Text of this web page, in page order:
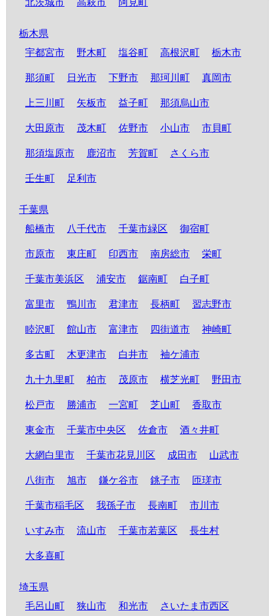
北茨城市 高萩市 阿見町
栃木県
宇都宮市
野木町 塩谷町 高根沢町 栃木市
那須町 日光市 下野市 那珂川町 真岡市
上三川町 矢板市 益子町 那須烏山市
大田原市 茂木町 佐野市 小山市 市貝町
那須塩原市 鹿沼市 芳賀町 さくら市
壬生町 足利市
千葉県
船橋市
八千代市 千葉市緑区 御宿町
市原市 東庄町 印西市 南房総市 栄町
千葉市美浜区 浦安市 鋸南町 白子町
富里市 鴨川市 君津市 長柄町 習志野市
睦沢町 館山市 富津市 四街道市 神崎町
多古町 木更津市 白井市 袖ケ浦市
九十九里町 柏市 茂原市 横芝光町 野田市
松戸市 勝浦市 一宮町 芝山町 香取市
東金市 千葉市中央区 佐倉市 酒々井町
大網白里市 千葉市花見川区 成田市 山武市
八街市 旭市 鎌ケ谷市 銚子市 匝瑳市
千葉市稲毛区 我孫子市 長南町 市川市
いすみ市 流山市 千葉市若葉区 長生村
大多喜町
埼玉県
毛呂山町
狭山市 和光市 さいたま市西区